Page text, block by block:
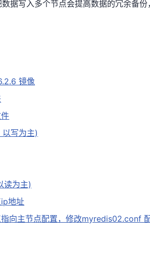
据写入多个节点会提高数据的冗余备份
镜像
写为主)
读为主)
地址
向主节点配置，修改myredis02.conf